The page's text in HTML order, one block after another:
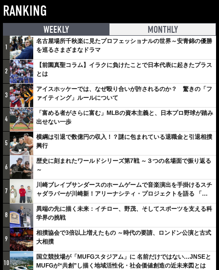
RANKING
WEEKLY MONTHLY
1
名古屋場所千秋楽に見たプロフェッショナルの世界～安青錦の優勝
を巡るさまざまなドラマ
2
【前園真聖コラム】イラクに負けたことで日本代表に起きたプラス
とは
3
アイスホッケーでは、なぜ殴り合いが許されるのか？ 驚きの「フ
ァイティング」ルールについて
4
「富める者がさらに富む」MLBの資本主義と、日本プロ野球が踏み
出せない一歩
5
横綱は引退で数億円の収入！？謎に包まれている退職金と引退相撲
興行
6
歴史に刻まれたワールドシリーズ第7戦 ～３つの名場面で振り返る
～
7
川崎ブレイブサンダースのホームゲームで音楽演出を手掛けるスチ
ャダラパーが川崎新！アリーナシティ・プロジェクトを語る 「楽
しみでしかないでしょ。川崎は、ずっと成長曲線だから」
8
異端の先に描く未来：イチロー、野茂、そしてスポーツを支える科
学界の挑戦
9
相撲協会で3倍以上増えたもの ～時代の要請、ロンドン公演と古式
大相撲
10
国立競技場が「MUFGスタジアム」に 名前だけではない…JNSEと
MUFGが“共創”し描く地域活性化・社会価値創造の近未来図とは